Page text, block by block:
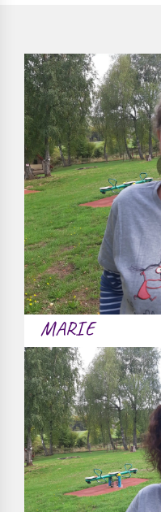
MARIE